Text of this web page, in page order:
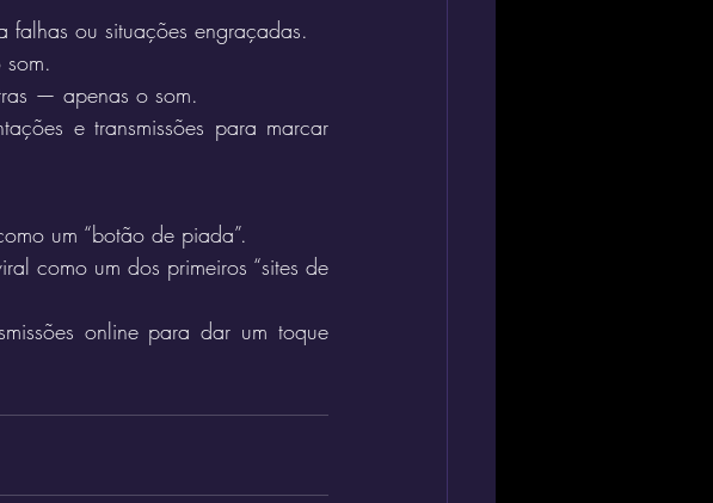
falhas ou situações engraçadas.
— apenas o som.
e transmissões para marcar
um “botão de piada”.
como um dos primeiros “sites de
online para dar um toque